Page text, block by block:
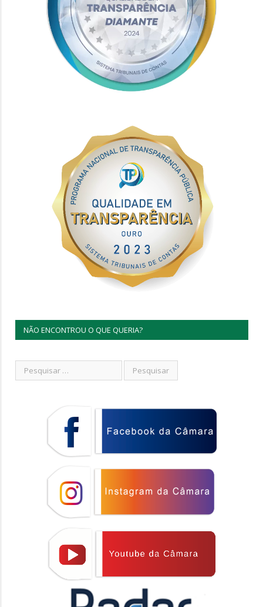
NÃO ENCONTROU O QUE QUERIA?